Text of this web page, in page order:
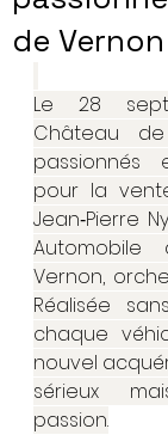
de Vernon
Le 28
Château
passionnés
pour la
Jean‑Pierre
Vernon,
Réalisée
chaque
nouvel
sérieux
passion.